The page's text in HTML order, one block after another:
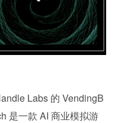
Labs 的 VendingB
是一款 AI 商业模拟游